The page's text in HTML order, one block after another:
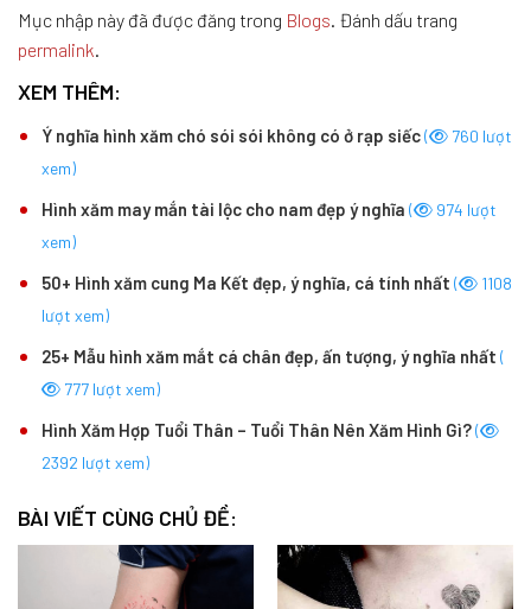
Mục nhập này đã được đăng trong Blogs. Đánh dấu trang
permalink.
XEM THÊM:
Ý nghĩa hình xăm chó sói sói không có ở rạp siếc(
760 lượt
xem)
Hình xăm may mắn tài lộc cho nam đẹp ý nghĩa (
974 lượt
xem)
50+ Hình xăm cung Ma Kết đẹp, ý nghĩa, cá tính nhất (
1108
lượt xem)
25+ Mẫu hình xăm mắt cá chân đẹp, ấn tượng, ý nghĩa nhất (
777 lượt xem)
Hình Xăm Hợp Tuổi Thân – Tuổi Thân Nên Xăm Hình Gì?(
2392 lượt xem)
BÀI VIẾT CÙNG CHỦ ĐỀ: